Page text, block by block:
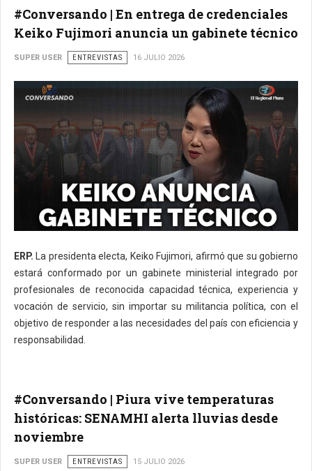
#Conversando | En entrega de credenciales
Keiko Fujimori anuncia un gabinete técnico
SUPER USER ENTREVISTAS 16 JULIO 2026
ERP.La presidenta electa, Keiko Fujimori, afirmó que su gobierno
estará conformado por un gabinete ministerial integrado por
profesionales de reconocida capacidad técnica, experiencia y
vocación de servicio, sin importar su militancia política, con el
objetivo de responder a las necesidades del país con eficiencia y
responsabilidad.
#Conversando | Piura vive temperaturas
históricas: SENAMHI alerta lluvias desde
noviembre
SUPER USER ENTREVISTAS 15 JULIO 2026